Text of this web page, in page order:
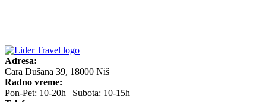
Adresa:
Cara Dušana 39, 18000 Niš
Radno vreme:
Pon-Pet: 10-20h | Subota: 10-15h